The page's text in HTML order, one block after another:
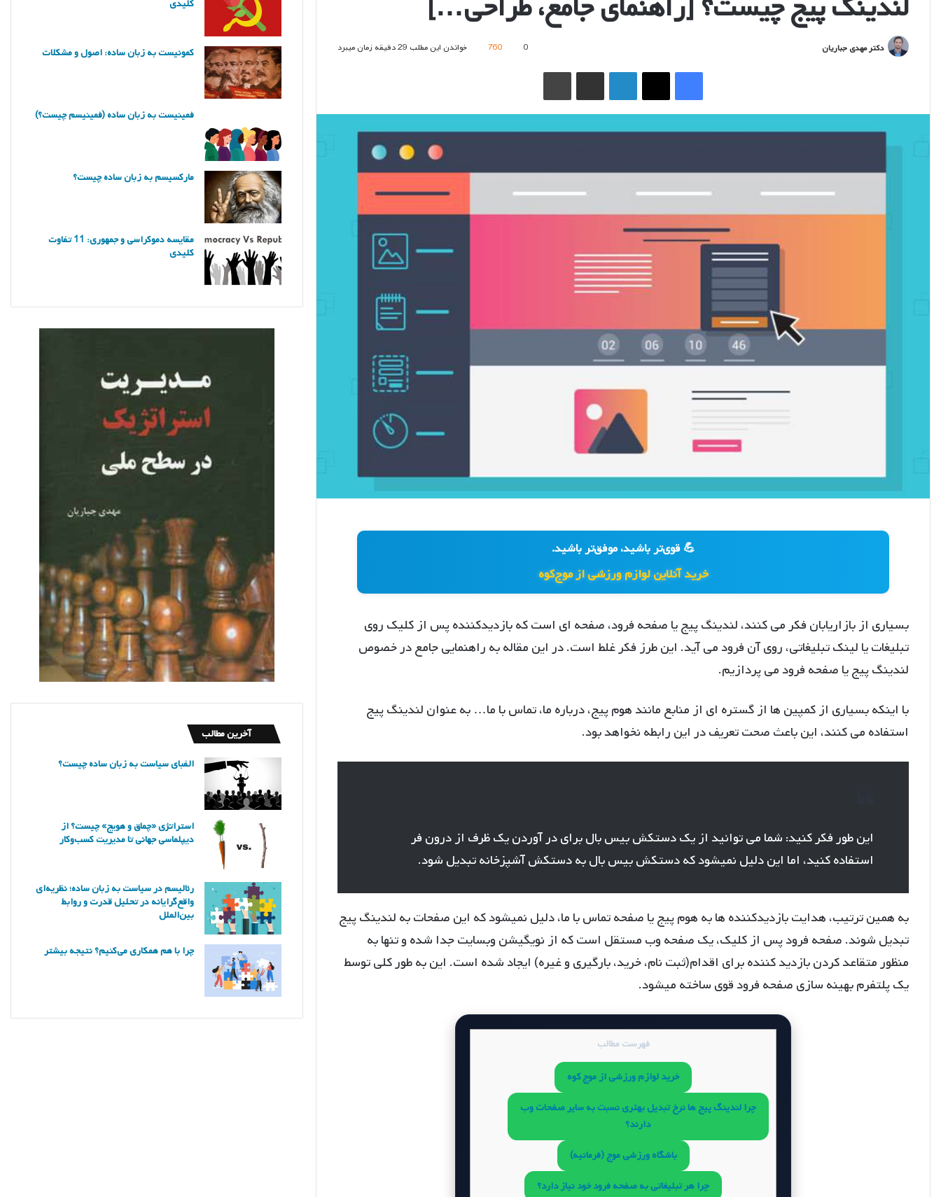
دکتر مهدی جباریان 0
760 خواندن این مطلب 29 دقیقه زمان میبرد
فیس بوک ایکس لینکدین اشتراک گذاری از طریق ایمیل چاپ
💪 قوی‌تر باشید، موفق‌تر باشید.
خرید آنلاین لوازم ورزشی از موج‌کوه
بسیاری از بازاریابان فکر می کنند، لندینگ پیج یا صفحه فرود، صفحه ای است که بازدیدکننده پس از کلیک روی
تبلیغات یا لینک تبلیغاتی، روی آن فرود می آید. این طرز فکر غلط است. در این مقاله به راهنمایی جامع در خصوص
لندینگ پیج یا صفحه فرود می پردازیم.
با اینکه بسیاری از کمپین ها از گستره ای از منابع مانند هوم پیج، درباره ما، تماس با ما… به عنوان لندینگ پیج
استفاده می کنند، این باعث صحت تعریف در این رابطه نخواهد بود.
این طور فکر کنید: شما می توانید از یک دستکش بیس بال برای در آوردن یک ظرف از درون فر
استفاده کنید، اما این دلیل نمیشود که دستکش بیس بال به دستکش آشپزخانه تبدیل شود.
به همین ترتیب، هدایت بازدیدکننده ها به هوم پیج یا صفحه تماس با ما، دلیل نمیشود که این صفحات به لندینگ پیج
تبدیل شوند. صفحه فرود پس از کلیک، یک صفحه وب مستقل است که از نویگیشن وبسایت جدا شده و تنها به
منظور متقاعد کردن بازدید کننده برای اقدام(ثبت نام، خرید، بارگیری و غیره) ایجاد شده است. این به طور کلی توسط
یک پلتفرم بهینه سازی صفحه فرود قوی ساخته میشود.
فهرست مطالب
خرید لوازم ورزشی از موج کوه
چرا لندینگ پیج ها نرخ تبدیل بهتری نسبت به سایر صفحات وب
دارند؟
باشگاه ورزشی موج (فرمانیه)
چرا هر تبلیغاتی به صفحه فرود خود نیاز دارد؟
کلیدی
کمونیست به زبان ساده: اصول و مشکلات
فمینیست به زبان ساده (فمینیسم چیست؟)
مارکسیسم به زبان ساده چیست؟
مقایسه دموکراسی و جمهوری: 11 تفاوت
کلیدی
آخرین مطالب
الفبای سیاست به زبان ساده چیست؟
استراتژی «چماق و هویج» چیست؟ از
دیپلماسی جهانی تا مدیریت کسب‌وکار
رئالیسم در سیاست به زبان ساده؛ نظریه‌ای
واقع‌گرایانه در تحلیل قدرت و روابط
بین‌الملل
چرا با هم همکاری می‌کنیم؟ نتیجه بیشتر